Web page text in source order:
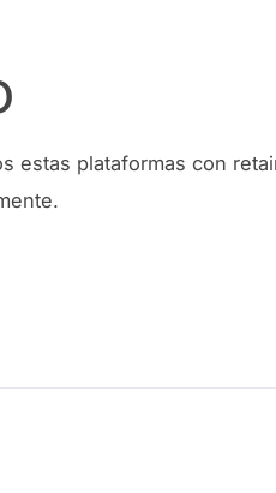
estas plataformas con